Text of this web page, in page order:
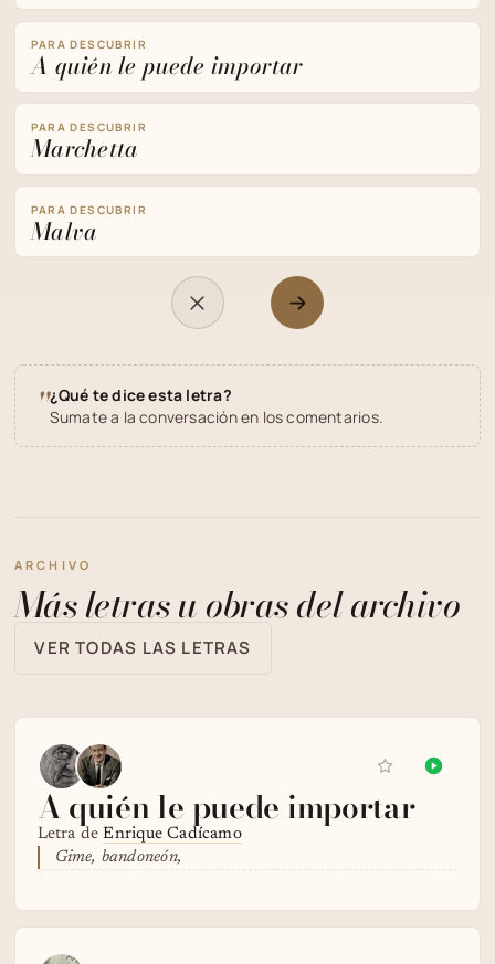
PARA DESCUBRIR
A quién le puede importar
PARA DESCUBRIR
Marchetta
PARA DESCUBRIR
Malva
"¿Qué te dice esta letra?
Sumate a la conversación en los comentarios.
ARCHIVO
Más letras u obras del archivo
VER TODAS LAS LETRAS
A quién le puede importar
Letra deEnrique Cadícamo
Gime, bandoneón,